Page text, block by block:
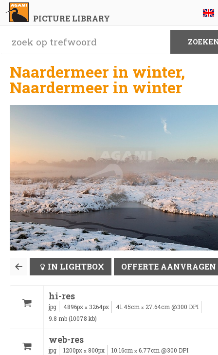
PICTURE LIBRARY
Naardermeer in winter,
Naardermeer in winter
IN LIGHTBOX OFFERTE AANVRAGEN
hi-res
jpg 4896px x 3264px 41.45cm x 27.64cm @300 DPI
9.8 mb (10078 kb)
web-res
jpg 1200px x 800px 10.16cm x 6.77cm @300 DPI